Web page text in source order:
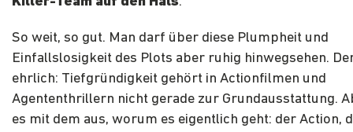
So weit, so gut. Man darf über diese Plumpheit und
Einfallslosigkeit des Plots aber ruhig hinwegsehen.
ehrlich: Tiefgründigkeit gehört in Actionfilmen und
Agententhrillern nicht gerade zur Grundausstattung.
es mit dem aus, worum es eigentlich geht: der Action,